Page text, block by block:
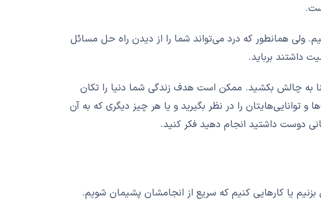
همانطور که درد می‌تواند شما را از دیدن راه حل مسائل
داشتند بربايد.
به چالش بکشید. ممکن است هدف زندگی شما دنیا را تکان
را در نظر بگیرید و یا هر چیز دیگری که به آن
دوست داشتید انجام دهید فکر کنید.
یا کارهایی کنیم که سريع از انجامشان پشيمان شويم.